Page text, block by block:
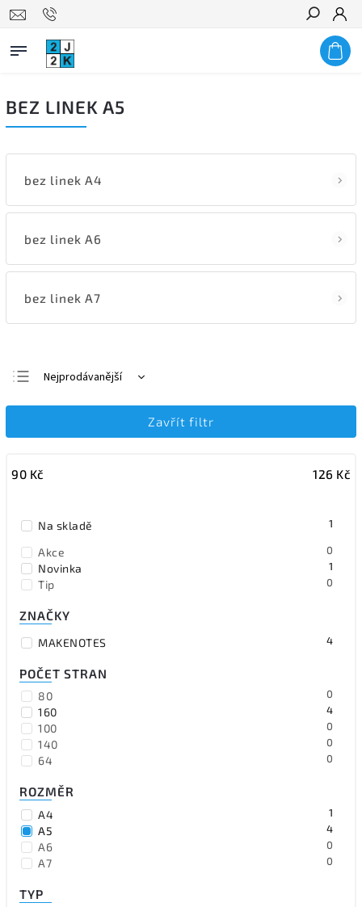
Hledat
BEZ LINEK A5
bez linek A4
bez linek A6
bez linek A7
Nejprodávanější
Nejlevnější
Zavřít filtr
90 Kč 126 Kč
Na skladě 1
Akce 0
Novinka 1
Tip 0
ZNAČKY
MAKENOTES 4
POČET STRAN
80 0
160 4
100 0
140 0
64 0
ROZMĚR
A4 1
A5 4
A6 0
A7 0
TYP